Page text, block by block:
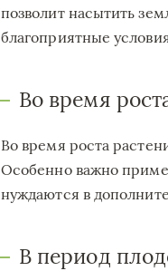
позволит насытить
благоприятные
Во время
Во время роста
Особенно важно
нуждаются в
В период